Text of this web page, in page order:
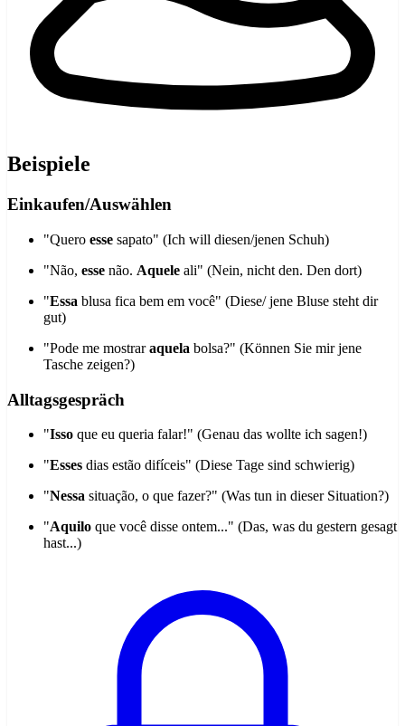
Beispiele
Einkaufen/Auswählen
"Quero esse sapato" (Ich will diesen/jenen Schuh)
"Não, esse não. Aquele ali" (Nein, nicht den. Den dort)
"Essa blusa fica bem em você" (Diese/ jene Bluse steht dir
gut)
"Pode me mostraraquela bolsa?" (Können Sie mir jene
Tasche zeigen?)
Alltagsgespräch
"Isso que eu queria falar!" (Genau das wollte ich sagen!)
"Esses dias estão difíceis" (Diese Tage sind schwierig)
"Nessa situação, o que fazer?" (Was tun in dieser Situation?)
"Aquilo que você disse ontem..." (Das, was du gestern gesagt
hast...)